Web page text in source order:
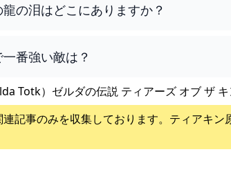
の泪はどこにありますか？
番強い敵は？
Totk）ゼルダの伝説 ティアーズ オブ ザ
記事のみを収集しております。 ティアキン